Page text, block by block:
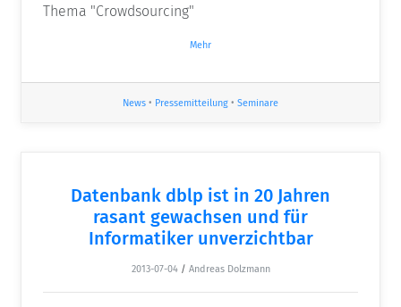
Thema "Crowdsourcing"
Mehr
News • Pressemitteilung • Seminare
Datenbank dblp ist in 20 Jahren
rasant gewachsen und für
Informatiker unverzichtbar
2013-07-04 / Andreas Dolzmann